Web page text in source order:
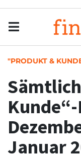
"PRODUKT &
Januar